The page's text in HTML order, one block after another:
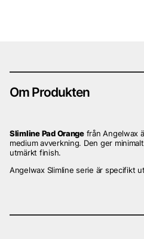
Om Produkten
Slimline Pad Orangefrån Angelwax
medium avverkning. Den ger
utmärkt finish.
Angelwax Slimline serie är specifikt